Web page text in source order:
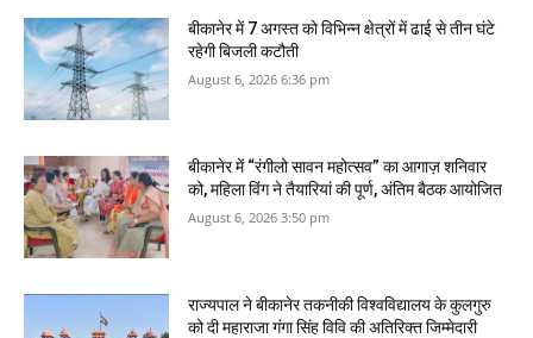
बीकानेर में 7 अगस्‍त को विभिन्‍न क्षेत्रों में ढाई से तीन घंटे
रहेगी बिजली कटौती
August 6, 2026 6:36 pm
बीकानेर में “रंगीलो सावन महोत्सव” का आगाज़ शनिवार
को, महिला विंग ने तैयारियां की पूर्ण, अंतिम बैठक आयोजित
August 6, 2026 3:50 pm
राज्यपाल ने बीकानेर तकनीकी विश्वविद्यालय के कुलगुरु
को दी महाराजा गंगा सिंह विवि की अतिरिक्त जिम्मेदारी